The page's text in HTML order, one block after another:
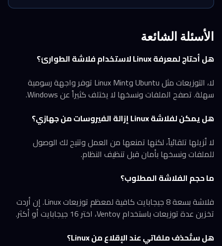
الأسئلة الشائعة
هل أحتاج لمعرفة Linux لاستخدام فلاشة الطوارئ؟
لا، التوزيعات مثل Ubuntu وLinux Mint توفر واجهة رسومية
سهلة. تصفح الملفات ونسخها لا يختلف كثيراً عن Windows.
هل يمكن لفلاشة Linux إزالة الفيروسات من جهازي؟
لا تُزيلها تلقائياً، لكنها تمنعها من العمل وتتيح لك الوصول
للملفات ونسخها بأمان قبل تنظيف النظام.
ما حجم الفلاشة المطلوب؟
فلاشة بسعة 8 جيجابايت كافية لمعظم توزيعات Linux. إن أردت
تخزين عدة توزيعات باستخدام Ventoy، اختر 16 جيجابايت أو أكثر.
هل ستُحذف ملفاتي عند الإقلاع من Linux؟